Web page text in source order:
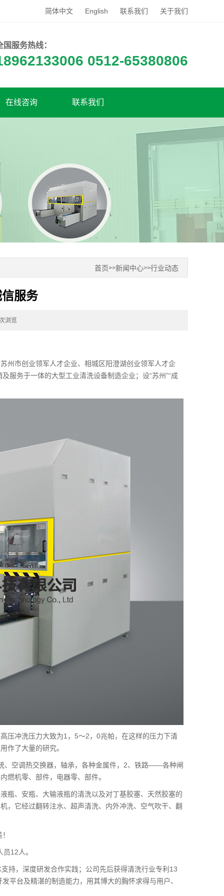
简体中文 English 联系我们 关于我们
国服务热线：
0512-65380806
在线咨询 联系我们
首页>>新闻中心>>行业动态
服务
浏览
州市创业领军人才企业、相城区阳澄湖创业领军人才企
服务于一体的大型工业清洗设备制造企业；设“苏州”“成
压冲洗压力大致为1，5～2，0兆帕，在这样的压力下清
作了大量的研究。
空调热交换器，轴承，各种金属件，2、铁路——各种闸
燃机零、部件，电器零、部件。
瓶、安瓶、大输液瓶的清洗以及对丁基胶塞、天然胶塞的
，它经过翻转注水、超声清洗、内外冲洗、空气吹干、翻
12人。
持，深度研发合作实践；公司先后获得清洗行业专利13
平台及精湛的制造能力，用其博大的胸怀求得与用户、